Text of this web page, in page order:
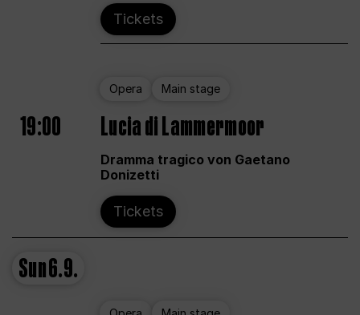
Tickets
Opera Main stage
19:00 Lucia di Lammermoor
Dramma tragico von Gaetano
Donizetti
Tickets
Sun6.9.